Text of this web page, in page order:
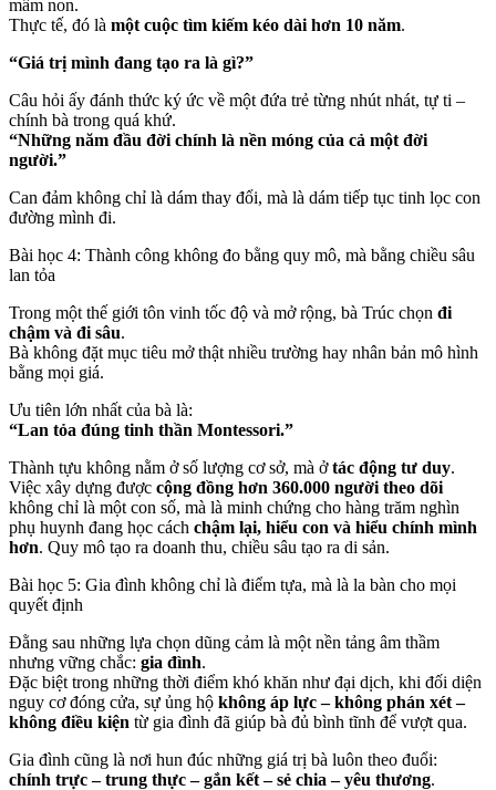
mầm non.
Thực tế, đó là một cuộc tìm kiếm kéo dài hơn 10 năm.
“Giá trị mình đang tạo ra là gì?”
Câu hỏi ấy đánh thức ký ức về một đứa trẻ từng nhút nhát, tự ti –
chính bà trong quá khứ.
“Những năm đầu đời chính là nền móng của cả một đời
người.”
Can đảm không chỉ là dám thay đổi, mà là dám tiếp tục tinh lọc con
đường mình đi.
Bài học 4: Thành công không đo bằng quy mô, mà bằng chiều sâu
lan tỏa
Trong một thế giới tôn vinh tốc độ và mở rộng, bà Trúc chọn đi
chậm và đi sâu.
Bà không đặt mục tiêu mở thật nhiều trường hay nhân bản mô hình
bằng mọi giá.
Ưu tiên lớn nhất của bà là:
“Lan tỏa đúng tinh thần Montessori.”
Thành tựu không nằm ở số lượng cơ sở, mà ởtác động tư duy.
Việc xây dựng được cộng đồng hơn 360.000 người theo dõi
không chỉ là một con số, mà là minh chứng cho hàng trăm nghìn
phụ huynh đang học cách chậm lại, hiểu con và hiểu chính mình
hơn. Quy mô tạo ra doanh thu, chiều sâu tạo ra di sản.
Bài học 5: Gia đình không chỉ là điểm tựa, mà là la bàn cho mọi
quyết định
Đằng sau những lựa chọn dũng cảm là một nền tảng âm thầm
nhưng vững chắc: gia đình.
Đặc biệt trong những thời điểm khó khăn như đại dịch, khi đối diện
nguy cơ đóng cửa, sự ủng hộ không áp lực – không phán xét –
không điều kiện từ gia đình đã giúp bà đủ bình tĩnh để vượt qua.
Gia đình cũng là nơi hun đúc những giá trị bà luôn theo đuổi:
chính trực – trung thực – gắn kết – sẻ chia – yêu thương.